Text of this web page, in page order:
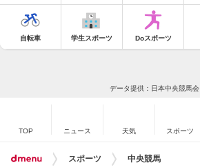
自転車 学生スポーツ Doスポーツ
データ提供：日本中央競馬会
TOP ニュース 天気 スポーツ
スポーツ 中央競馬